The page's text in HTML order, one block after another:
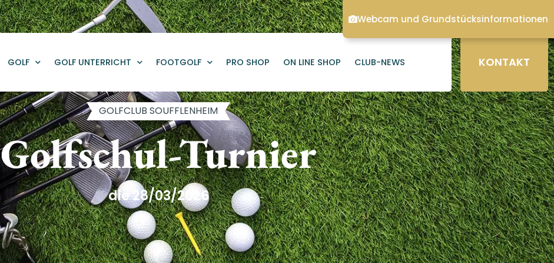
GOLF GOLF UNTERRICHT FOOTGOLF PRO SHOP ON LINE SHOP CLUB-NEWS KONTAKT
GOLFCLUB SOUFFLENHEIM
Golfschul-Turnier
die 28/03/2026
Webcam und Grundstücksinformationen